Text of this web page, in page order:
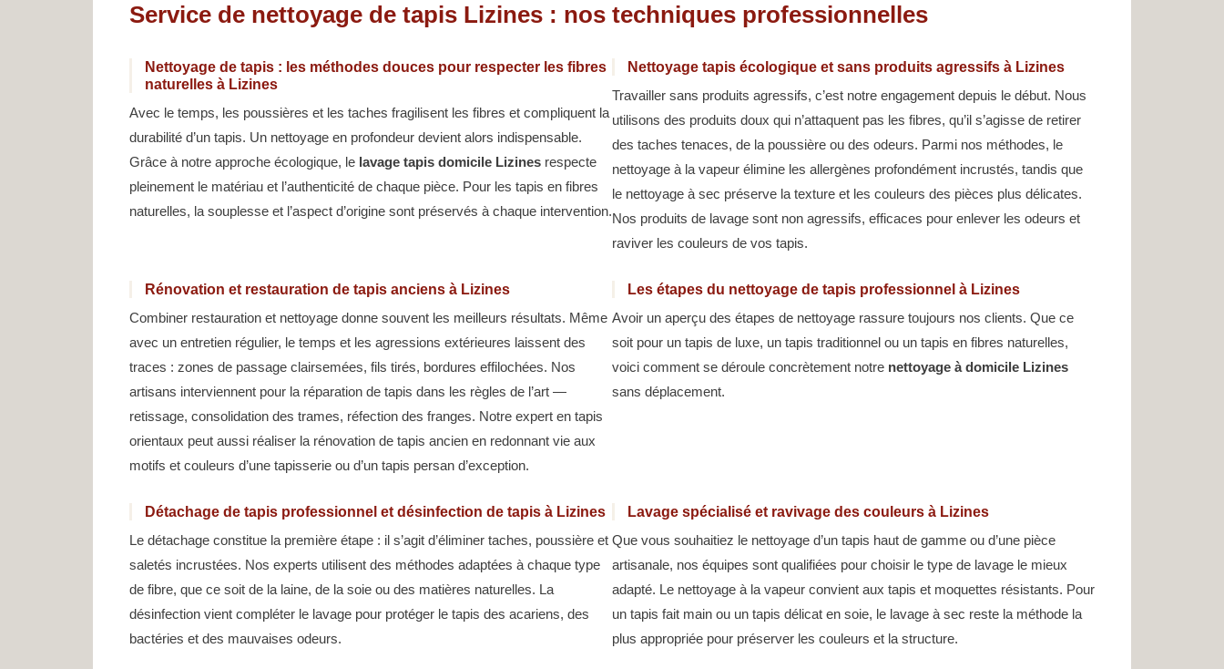
Service de nettoyage de tapis Lizines : nos techniques professionnelles
Nettoyage de tapis : les méthodes douces pour respecter les fibres
naturelles à Lizines
Avec le temps, les poussières et les taches fragilisent les fibres et compliquent la
durabilité d’un tapis. Un nettoyage en profondeur devient alors indispensable.
Grâce à notre approche écologique, le lavage tapis domicile Lizines respecte
pleinement le matériau et l’authenticité de chaque pièce. Pour les tapis en fibres
naturelles, la souplesse et l’aspect d’origine sont préservés à chaque intervention.
Nettoyage tapis écologique et sans produits agressifs à Lizines
Travailler sans produits agressifs, c’est notre engagement depuis le début. Nous
utilisons des produits doux qui n’attaquent pas les fibres, qu’il s’agisse de retirer
des taches tenaces, de la poussière ou des odeurs. Parmi nos méthodes, le
nettoyage à la vapeur élimine les allergènes profondément incrustés, tandis que
le nettoyage à sec préserve la texture et les couleurs des pièces plus délicates.
Nos produits de lavage sont non agressifs, efficaces pour enlever les odeurs et
raviver les couleurs de vos tapis.
Rénovation et restauration de tapis anciens à Lizines
Combiner restauration et nettoyage donne souvent les meilleurs résultats. Même
avec un entretien régulier, le temps et les agressions extérieures laissent des
traces : zones de passage clairsemées, fils tirés, bordures effilochées. Nos
artisans interviennent pour la réparation de tapis dans les règles de l’art —
retissage, consolidation des trames, réfection des franges. Notre expert en tapis
orientaux peut aussi réaliser la rénovation de tapis ancien en redonnant vie aux
motifs et couleurs d’une tapisserie ou d’un tapis persan d’exception.
Les étapes du nettoyage de tapis professionnel à Lizines
Avoir un aperçu des étapes de nettoyage rassure toujours nos clients. Que ce
soit pour un tapis de luxe, un tapis traditionnel ou un tapis en fibres naturelles,
voici comment se déroule concrètement notre nettoyage à domicile Lizines
sans déplacement.
Détachage de tapis professionnel et désinfection de tapis à Lizines
Le détachage constitue la première étape : il s’agit d’éliminer taches, poussière et
saletés incrustées. Nos experts utilisent des méthodes adaptées à chaque type
de fibre, que ce soit de la laine, de la soie ou des matières naturelles. La
désinfection vient compléter le lavage pour protéger le tapis des acariens, des
bactéries et des mauvaises odeurs.
Lavage spécialisé et ravivage des couleurs à Lizines
Que vous souhaitiez le nettoyage d’un tapis haut de gamme ou d’une pièce
artisanale, nos équipes sont qualifiées pour choisir le type de lavage le mieux
adapté. Le nettoyage à la vapeur convient aux tapis et moquettes résistants. Pour
un tapis fait main ou un tapis délicat en soie, le lavage à sec reste la méthode la
plus appropriée pour préserver les couleurs et la structure.